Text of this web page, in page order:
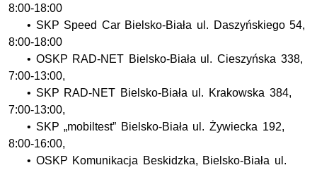
8:00-18:00
• SKP Speed Car Bielsko-Biała ul. Daszyńskiego 54,
8:00-18:00
• OSKP RAD-NET Bielsko-Biała ul. Cieszyńska 338,
7:00-13:00,
• SKP RAD-NET Bielsko-Biała ul. Krakowska 384,
7:00-13:00,
• SKP „mobiltest” Bielsko-Biała ul. Żywiecka 192,
8:00-16:00,
• OSKP Komunikacja Beskidzka, Bielsko-Biała ul.